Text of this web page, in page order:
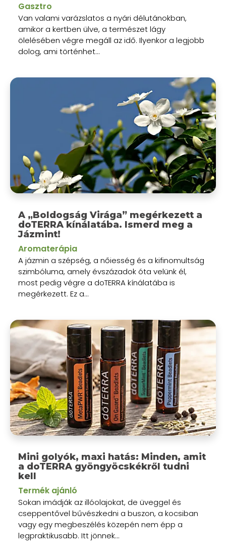
Gasztro
Van valami varázslatos a nyári délutánokban,
amikor a kertben ülve, a természet lágy
ölelésében végre megáll az idő. Ilyenkor a legjobb
dolog, ami történhet...
A „Boldogság Virága” megérkezett a
doTERRA kínálatába. Ismerd meg a
Jázmint!
Aromaterápia
A jázmin a szépség, a nőiesség és a kifinomultság
szimbóluma, amely évszázadok óta velünk él,
most pedig végre a doTERRA kínálatába is
megérkezett. Ez a...
Mini golyók, maxi hatás: Minden, amit
a doTERRA gyöngyöcskékről tudni
kell
Termék ajánló
Sokan imádják az illóolajokat, de üveggel és
cseppentővel bűvészkedni a buszon, a kocsiban
vagy egy megbeszélés közepén nem épp a
legpraktikusabb. Itt jönnek...